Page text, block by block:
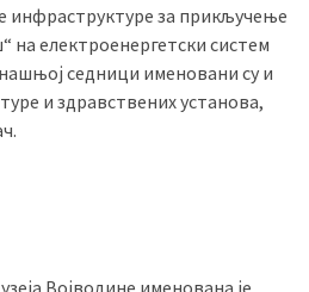
инфраструктуре за прикључење
на електроенергетски систем
седници именовани су и
и здравствених установа,
Војводине именована је